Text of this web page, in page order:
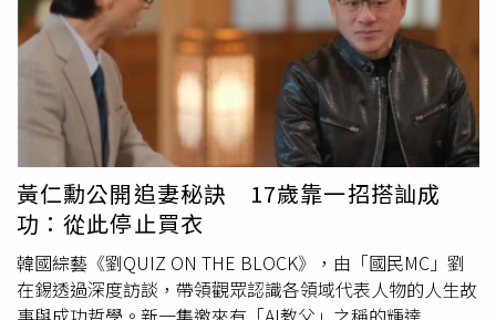
結束各項會議後，工作其實還沒告一段落。由於許多同事尚
未離開公司，她會把握時間與不同部門同仁討論工作細節、
追蹤進度，希望盡快完成相關事項。直到晚上7點30分左
右，她才有機會靜下心來查案、測試以及整理工作內容。考
量隔天還得早起上班，因此通常會在晚上9點30分離開公
司，約10點返家。回到家後，她會先洗澡、放鬆休息，直到
凌晨12點30分左右才正式就寢，結束忙碌的一天。貼文曝
光後吸引許多網友留言討論，有人表示「終於不是倖存者偏
差」、「終於看到一個真實的故事了」、「這生活……」、
「終於看到一個差的了，不然我在發哥真的氣死」、「太操
了吧，還好沒去」、「這錢我賺不來」。不過，也有自稱同
黃仁勳公開追妻秘訣 17歲靠一招搭訕成
功：從此停止買衣
韓國綜藝《劉QUIZ ON THE BLOCK》，由「國民MC」劉
在錫透過深度訪談，帶領觀眾認識各領域代表人物的人生故